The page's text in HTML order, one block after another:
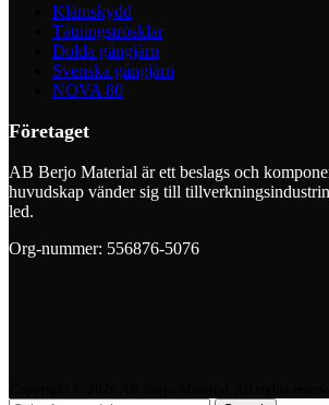
Klämskydd
Tätningströsklar
Dolda gångjärn
Svenska gångjärn
NOVA 80
Företaget
AB Berjo Material är ett beslags och
huvudskap vänder sig till
led.
Org-nummer: 556876-5076